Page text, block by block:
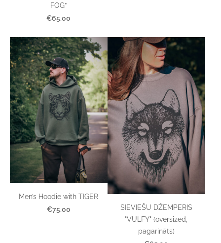
FOG”
€65.00
Men’s Hoodie with TIGER
€75.00
SIEVIEŠU DŽEMPERIS
"VULFY" (oversized,
pagarināts)